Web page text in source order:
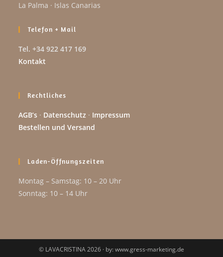
La Palma · Islas Canarias
Telefon + Mail
Tel. +34 922 417 169
Kontakt
Rechtliches
AGB’s · Datenschutz · Impressum
Bestellen und Versand
Laden-Öffnungszeiten
Montag – Samstag: 10 – 20 Uhr
Sonntag: 10 – 14 Uhr
© LAVACRISTINA 2026 · by: www.gress-marketing.de